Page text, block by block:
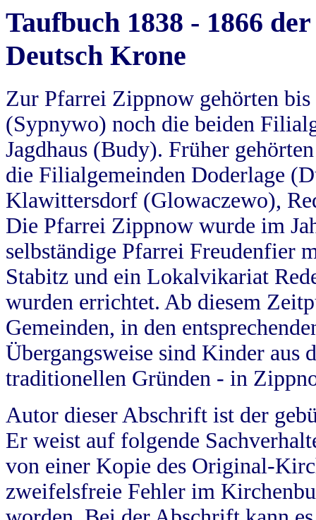
Taufbuch 1838 - 1866
Deutsch Krone
Zur Pfarrei Zippnow gehörten
(Sypnywo) noch die beiden
Jagdhaus (Budy). Früher
die Filialgemeinden Doderlage
Klawittersdorf (Glowaczewo),
Die Pfarrei Zippnow wurde im
selbständige Pfarrei Freudenfier
Stabitz und ein Lokalvikariat
wurden errichtet. Ab diesem
Gemeinden, in den
Übergangsweise sind Kinder aus
traditionellen Gründen - in
Autor dieser Abschrift ist der
Er weist auf folgende
von einer Kopie des Original-
zweifelsfreie Fehler im